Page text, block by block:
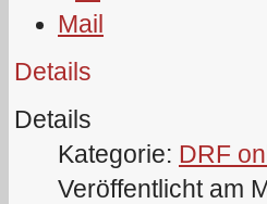
Details
Details
Kategorie: DRF
Veröffentlicht am